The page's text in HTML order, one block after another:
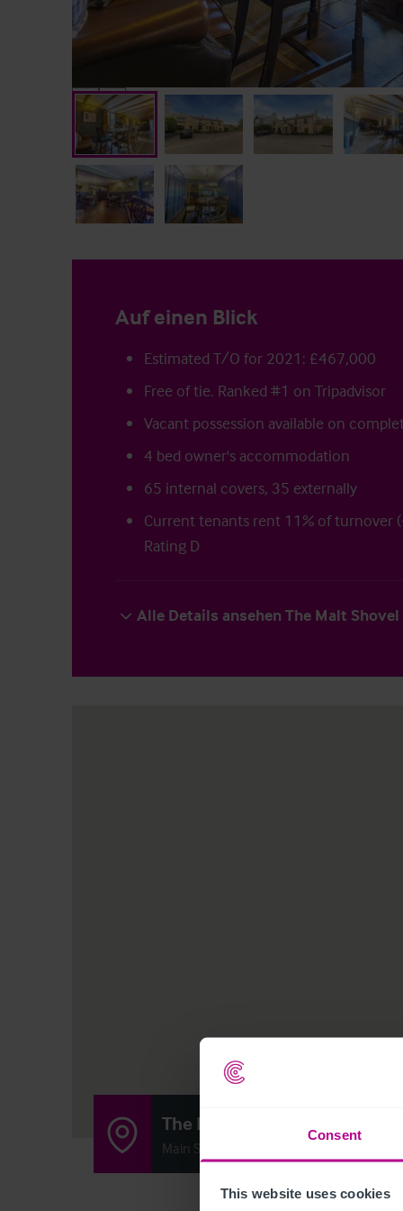
Consent
This website uses cookies
Auf einen Blick
Estimated T/O for 2021: £467,000
Free of tie. Ranked #1 on Tripadvisor
Vacant possession available on
4 bed owner's accommodation
65 internal covers, 35 externally
Current tenants rent 11% of turnover
Rating D
Alle Details ansehen The Malt Shovel
The Malt Shovel
Main Street, Brearton, Harrogate, United